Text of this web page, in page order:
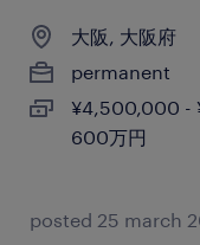
大阪, 大阪府
permanent
¥4,500,000 -
600万円
posted 25 march